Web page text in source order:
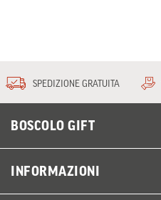
SPEDIZIONE GRATUITA
BOSCOLO GIFT
INFORMAZIONI